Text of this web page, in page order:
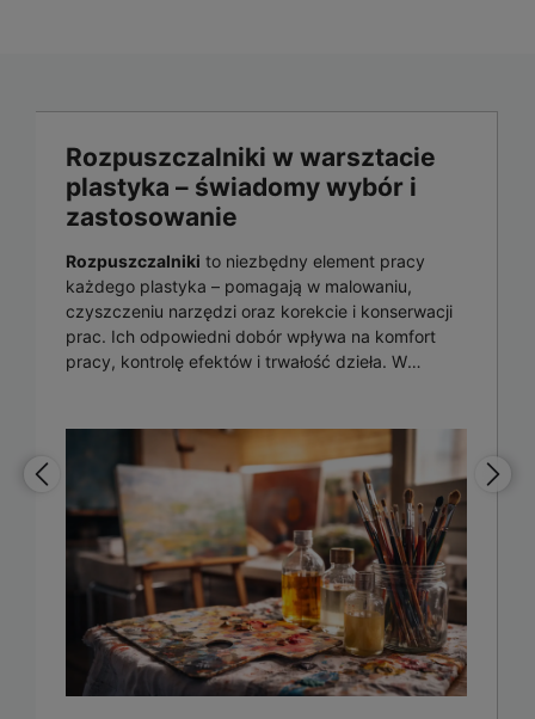
Rozpuszczalniki w warsztacie
plastyka – świadomy wybór i
zastosowanie
Rozpuszczalniki to niezbędny element pracy
każdego plastyka – pomagają w malowaniu,
czyszczeniu narzędzi oraz korekcie i konserwacji
prac. Ich odpowiedni dobór wpływa na komfort
pracy, kontrolę efektów i trwałość dzieła. W
z nich korzystać w pracowni.